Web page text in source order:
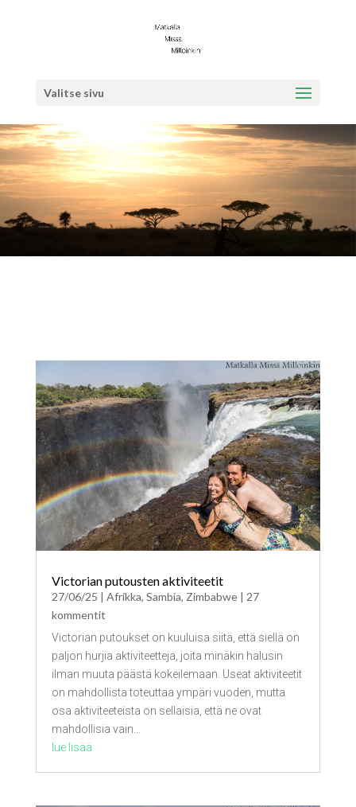
Valitse sivu
Victorian putousten aktiviteetit
27/06/25 | Afrikka, Sambia, Zimbabwe| 27
kommentit
Victorian putoukset on kuuluisa siitä, että siellä on
paljon hurjia aktiviteetteja, joita minäkin halusin
ilman muuta päästä kokeilemaan. Useat aktiviteetit
on mahdollista toteuttaa ympäri vuoden, mutta
osa aktiviteeteista on sellaisia, että ne ovat
mahdollisia vain...
lue lisää